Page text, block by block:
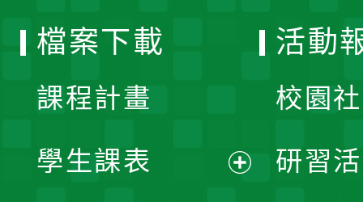
檔案下載
課程計畫
學生課表
活動
校園
研習